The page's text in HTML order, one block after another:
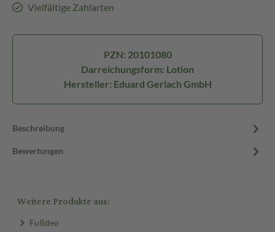
Vielfältige Zahlarten
PZN: 20101080
Darreichungsform: Lotion
Hersteller: Eduard Gerlach GmbH
Beschreibung
Bewertungen
Weitere Produkte aus:
Fußdeo